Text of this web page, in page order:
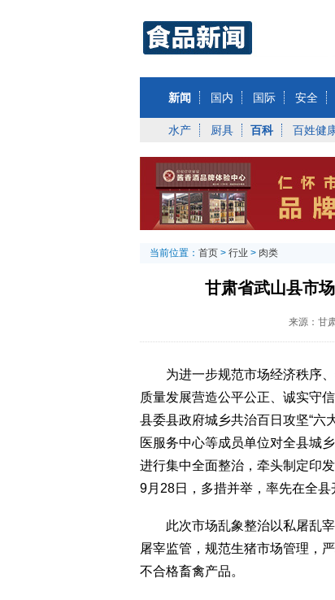
新闻 国内 国际 安全
水产 厨具 百科 百姓健
当前位置： 首页 > 行业 > 肉类
甘肃省武山县市
来源：甘
为进一步规范市场经济秩序、
质量发展营造公平公正、诚实守
县委县政府城乡共治百日攻坚“六
医服务中心等成员单位对全县城
进行集中全面整治，牵头制定印
9月28日，多措并举，率先在全县
此次市场乱象整治以私屠乱宰
屠宰监管，规范生猪市场管理，
不合格畜禽产品。